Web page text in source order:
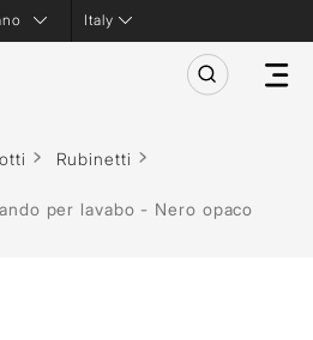
Italy
Rubinetti
per lavabo - Nero opaco